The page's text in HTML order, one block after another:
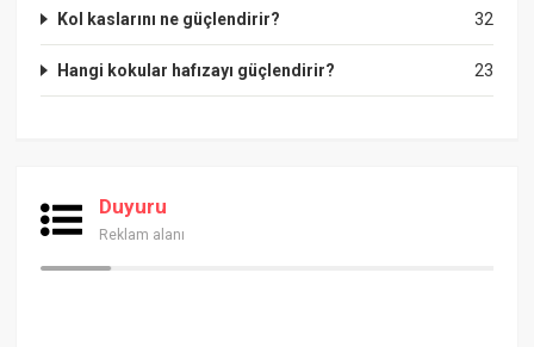
32
Kol kaslarını ne güçlendirir?
23
Hangi kokular hafızayı güçlendirir?
Duyuru
Reklam alanı